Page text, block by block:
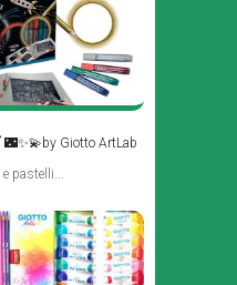
Giotto ArtLab
pastelli...